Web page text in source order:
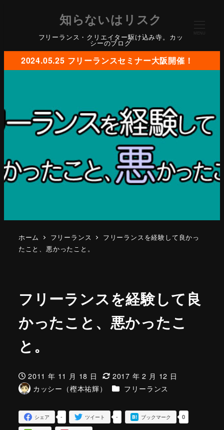
知らないはリスク
フリーランス・クリエイター駆け込み寺。カッ
シーのブログ
MENU
2024.05.25 フリーランスセミナー大阪開催！
ホーム フリーランス
フリーランスを経験して良かっ
たこと、悪かったこと。
フリーランスを経験して良
かったこと、悪かったこ
と。
投稿日
2011 年 11 月 18 日
更新日
2017 年 2 月 12 日
著
カッシー（樫本祐輝） カテゴリー
フリーランス
-
シェア -
ツイート 0
ブックマーク